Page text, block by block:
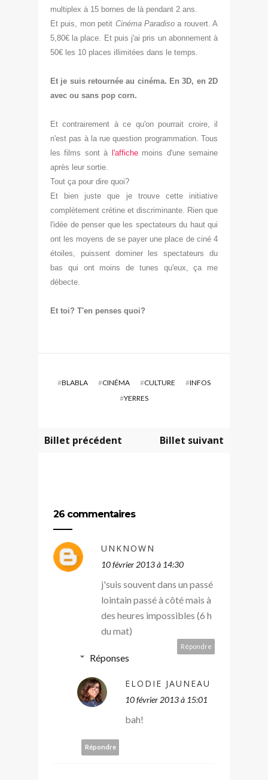
multiplex à 15 bornes de là pendant 2 ans.
Et puis, mon petit Cinéma Paradiso a rouvert. A
5 ,80€ la place. Et puis j'ai pris un abonnement à
50€ les 10 places illimitées dans le temps.
Et je suis retournée au cinéma. En 3D, en 2D
avec ou sans pop corn.
Et contrairement à ce qu'on pourrait croire, il
n'est pas à la rue question programmation. Tous
les films sont à l'affichemoins d'une semaine
après leur sortie.
Tout ça pour dire quoi?
Et
bien juste que je trouve cette initiative
complètement crétine et discriminante. Rien que
l'idée de penser que les spectateurs du haut qui
ont les moyens de se payer une place de ciné 4
étoiles, puissent dominer les spectateurs du
bas qui ont moins de tunes qu'eux, ça me
débecte.
Et toi? T'en penses quoi?
#BLABLA #CINÉMA #CULTURE #INFOS
#YERRES
Billet précédent Billet suivant
26 commentaires
UNKNOWN
10 février 2013 à 14:30
j'suis souvent dans un passé
lointain passé à côté mais à
des heures impossibles (6 h
du mat)
Répondre
Réponses
ELODIE JAUNEAU
10 février 2013 à 15:01
bah!
Répondre